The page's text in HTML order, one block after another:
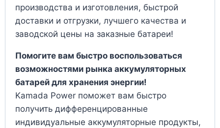
производства и изготовления, быстрой
доставки и отгрузки, лучшего качества и
заводской цены на заказные батареи!
Помогите вам быстро воспользоваться
возможностями рынка аккумуляторных
батарей для хранения энергии!
Kamada Power поможет вам быстро
получить дифференцированные
индивидуальные аккумуляторные продукты,